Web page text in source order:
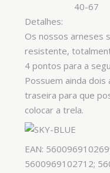
40-67
Detalhes:
Os nossos arneses
resistente,
4 pontos para a
Possuem ainda
traseira para que
colocar a trela.
EAN:
5600969102712;